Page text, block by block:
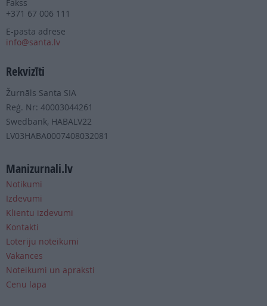
Fakss
+371 67 006 111
E-pasta adrese
info@santa.lv
Rekvizīti
Žurnāls Santa SIA
Reģ. Nr: 40003044261
Swedbank, HABALV22
LV03HABA0007408032081
Manizurnali.lv
Notikumi
Izdevumi
Klientu izdevumi
Kontakti
Loteriju noteikumi
Vakances
Noteikumi un apraksti
Cenu lapa